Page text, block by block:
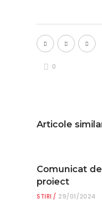
0
Articole
Comunicat
proiect
STIRI 29/01/2024